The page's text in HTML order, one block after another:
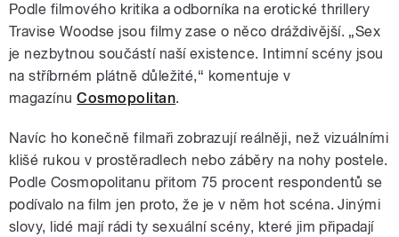
Podle filmového kritika a odborníka na erotické thrillery
Travise Woodse jsou filmy zase o něco dráždivější. „Sex
je nezbytnou součástí naší existence. Intimní scény jsou
na stříbrném plátně důležité,“ komentuje v
magazínu Cosmopolitan.
Navíc ho konečně filmaři zobrazují reálněji, než vizuálními
klišé rukou v prostěradlech nebo záběry na nohy postele.
Podle Cosmopolitanu přitom 75 procent respondentů se
podívalo na film jen proto, že je v něm hot scéna. Jinými
slovy, lidé mají rádi ty sexuální scény, které jim připadají